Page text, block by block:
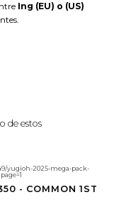
Ing (EU) o (US)
de estos
yugioh-2025-mega-pack-
- COMMON 1ST